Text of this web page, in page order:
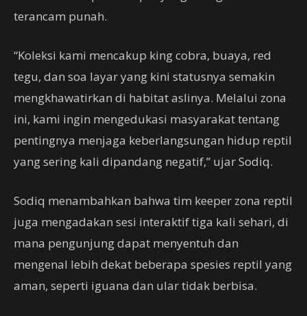
terancam punah.
“Koleksi kami mencakup king cobra, buaya, red
tegu, dan soa layar yang kini statusnya semakin
mengkhawatirkan di habitat aslinya. Melalui zona
ini, kami ingin mengedukasi masyarakat tentang
pentingnya menjaga keberlangsungan hidup reptil
yang sering kali dipandang negatif,” ujar Sodiq.
Sodiq menambahkan bahwa tim keeper zona reptil
juga mengadakan sesi interaktif tiga kali sehari, di
mana pengunjung dapat menyentuh dan
mengenal lebih dekat beberapa spesies reptil yang
aman, seperti iguana dan ular tidak berbisa.